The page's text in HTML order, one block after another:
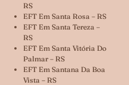
RS
EFT Em Santa Rosa – RS
EFT Em Santa Tereza –
RS
EFT Em Santa Vitória Do
Palmar – RS
EFT Em Santana Da Boa
Vista – RS